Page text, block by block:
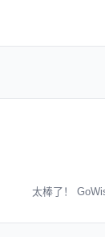
太棒了！